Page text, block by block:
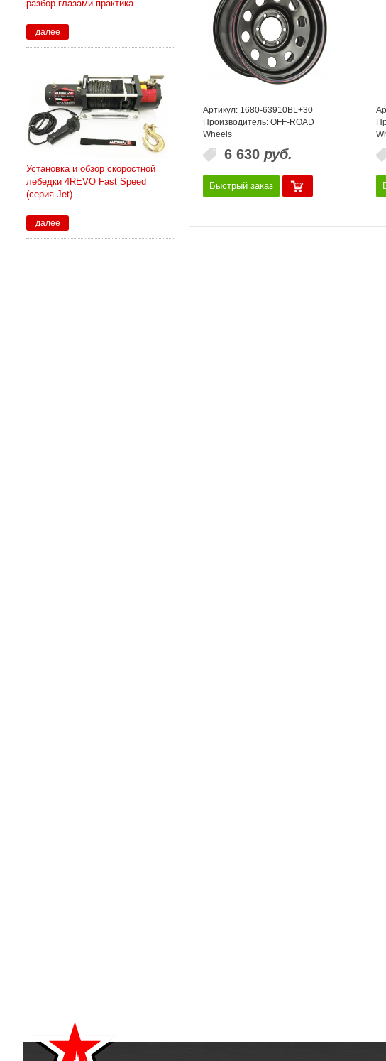
разбор глазами практика
далее
Установка и обзор скоростной
лебедки 4REVO Fast Speed
(серия Jet)
далее
Артикул: 1680-63910BL+30
Производитель: OFF-ROAD
Wheels
6 630 руб.
Быстрый заказ